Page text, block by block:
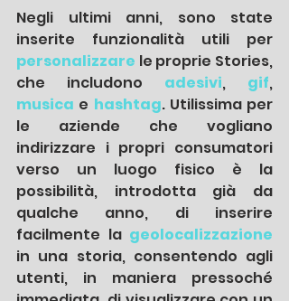
Negli ultimi anni, sono state
personalizzare le proprie Stories,
che includono adesivi, gif
musica e hashtag. Utilissima per
le aziende che vogliano
indirizzare i propri consumatori
verso un luogo fisico è la
possibilità, introdotta già da
qualche anno, di inserire
facilmente la geolocalizzazione
in una storia, consentendo agli
utenti, in maniera pressoché